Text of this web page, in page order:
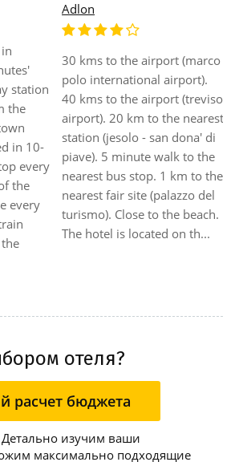
and
to
on the
a
of
Venezia , this property is the
perfect base for both
business and holiday travel.
Hotel was built in 2015.
There are a total of 33 rooms
on the premises. The
property consists of 21
double rooms, 4 junior
suites, 4 suites, 2 disability-
friendly rooms and 2 triple
отеля?
расчет бюджета
изучим ваши
максимально подходящие